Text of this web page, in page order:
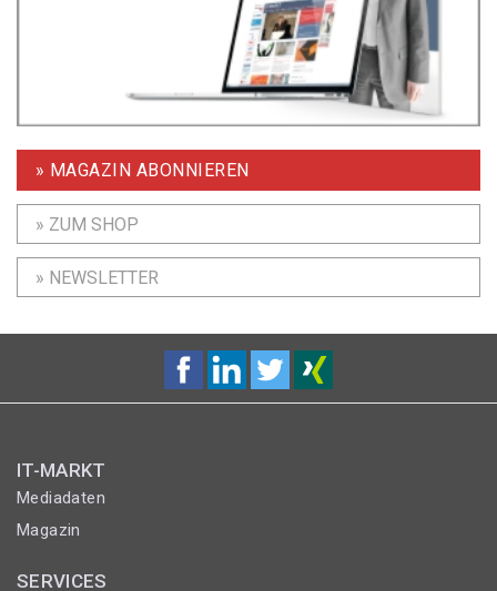
» MAGAZIN ABONNIEREN
» ZUM SHOP
» NEWSLETTER
IT-MARKT
Mediadaten
Magazin
SERVICES